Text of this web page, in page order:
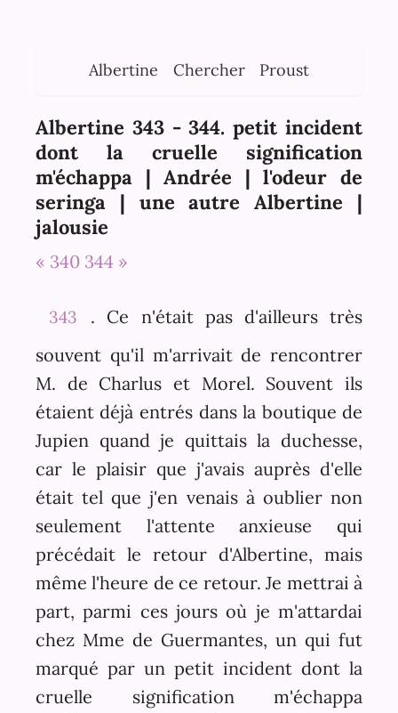
Albertine Chercher Proust
Albertine 343 - 344. petit incident
dont la cruelle signification
m'échappa | Andrée | l'odeur de
seringa | une autre Albertine |
jalousie
« 340 344 »
343
. Ce n'était pas d'ailleurs très
souvent qu'il m'arrivait de rencontrer
M. de Charlus et Morel. Souvent ils
étaient déjà entrés dans la boutique de
Jupien quand je quittais la duchesse,
car le plaisir que j'avais auprès d'elle
était tel que j'en venais à oublier non
seulement l'attente anxieuse qui
précédait le retour d'Albertine, mais
même l'heure de ce retour. Je mettrai à
part, parmi ces jours où je m'attardai
chez Mme de Guermantes, un qui fut
marqué par un petit incident dont la
cruelle signification m'échappa